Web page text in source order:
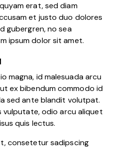
erat, sed diam
et justo duo dolores
gubergren, no sea
ipsum dolor sit amet.
magna, id malesuada arcu
ex bibendum commodo id
sed ante blandit volutpat.
vulputate, odio arcu aliquet
quis lectus.
consetetur sadipscing